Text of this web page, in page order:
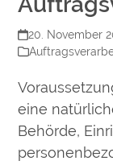
20. November
eine
Behörde,